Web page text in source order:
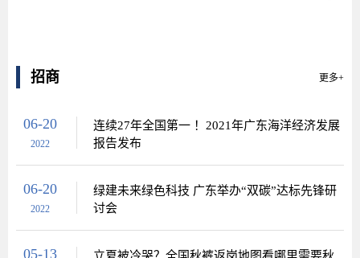
招商 更多+
06-20
2022
连续27年全国第一 ！2021年广东海洋经济发展
报告发布
06-20
2022
绿建未来绿色科技 广东举办“双碳”达标先锋研
讨会
05-13